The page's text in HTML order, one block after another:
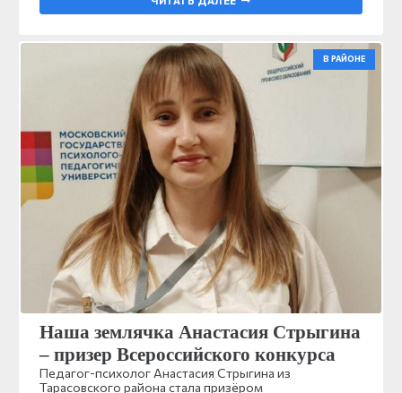
В РАЙОНЕ
Наша землячка Анастасия Стрыгина
– призер Всероссийского конкурса
Педагог-психолог Анастасия Стрыгина из
Тарасовского района стала призёром